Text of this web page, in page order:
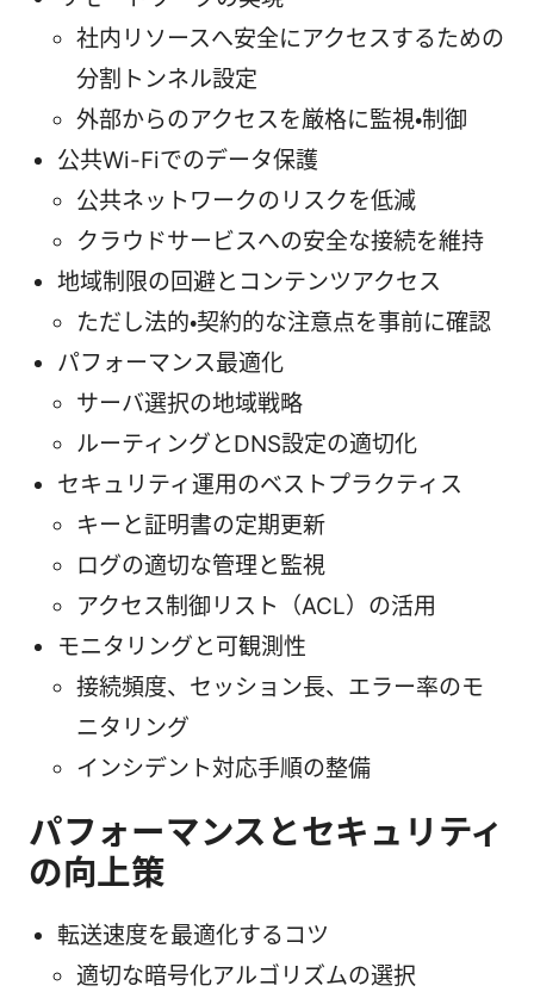
社内リソースへ安全にアクセスするための
分割トンネル設定
外部からのアクセスを厳格に監視・制御
公共Wi-Fiでのデータ保護
公共ネットワークのリスクを低減
クラウドサービスへの安全な接続を維持
地域制限の回避とコンテンツアクセス
ただし法的・契約的な注意点を事前に確認
パフォーマンス最適化
サーバ選択の地域戦略
ルーティングとDNS設定の適切化
セキュリティ運用のベストプラクティス
キーと証明書の定期更新
ログの適切な管理と監視
アクセス制御リスト（ACL）の活用
モニタリングと可観測性
接続頻度、セッション長、エラー率のモ
ニタリング
インシデント対応手順の整備
パフォーマンスとセキュリティ
の向上策
転送速度を最適化するコツ
適切な暗号化アルゴリズムの選択